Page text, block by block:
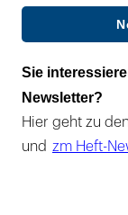
Sie
Newsletter?
Hier geht zu
und zm Heft-